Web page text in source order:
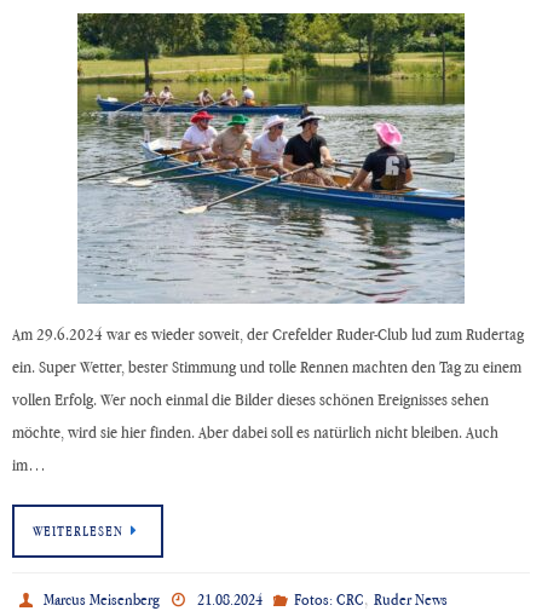
Am 29.6.2024 war es wieder soweit, der Crefelder Ruder-Club lud zum Rudertag
ein. Super Wetter, bester Stimmung und tolle Rennen machten den Tag zu einem
vollen Erfolg. Wer noch einmal die Bilder dieses schönen Ereignisses sehen
möchte, wird sie hier finden. Aber dabei soll es natürlich nicht bleiben. Auch
im…
WEITERLESEN
Marcus Meisenberg 21.08.2024 Fotos: CRC, Ruder News